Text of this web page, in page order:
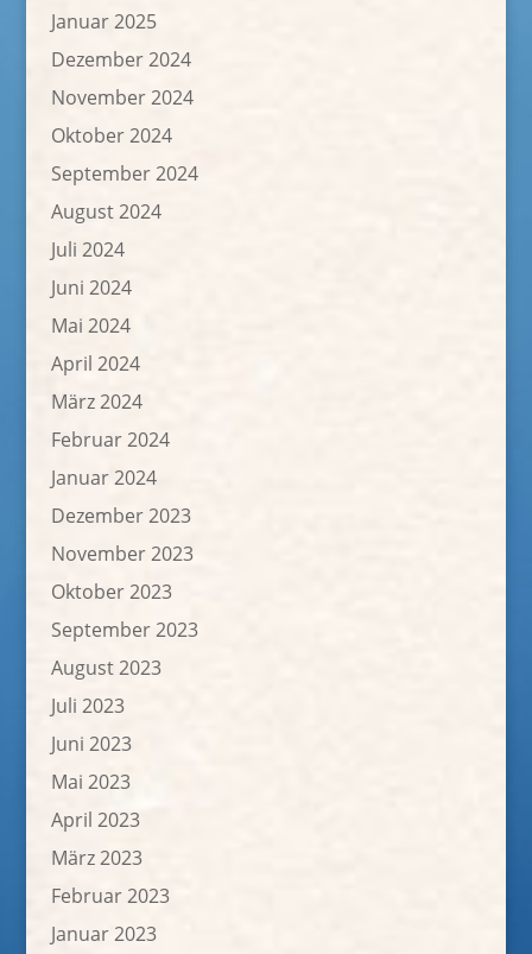
Januar 2025
Dezember 2024
November 2024
Oktober 2024
September 2024
August 2024
Juli 2024
Juni 2024
Mai 2024
April 2024
März 2024
Februar 2024
Januar 2024
Dezember 2023
November 2023
Oktober 2023
September 2023
August 2023
Juli 2023
Juni 2023
Mai 2023
April 2023
März 2023
Februar 2023
Januar 2023